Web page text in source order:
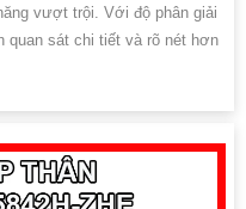
vượt trội. Với độ phân giải
quan sát chi tiết và rõ nét hơn